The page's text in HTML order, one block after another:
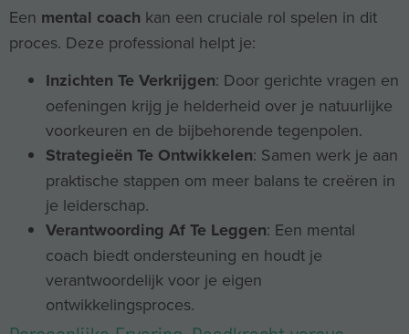
Een mental coach kan een cruciale rol spelen in dit
proces. Deze professional helpt je:
Inzichten Te Verkrijgen: Door gerichte vragen en
oefeningen krijg je helderheid over je natuurlijke
voorkeuren en de bijbehorende tegenpolen.
Strategieën Te Ontwikkelen: Samen werk je aan
praktische stappen om meer balans te creëren in
je leiderschap.
Verantwoording Af Te Leggen: Een mental
coach biedt ondersteuning en houdt je
verantwoordelijk voor je eigen
ontwikkelingsproces.